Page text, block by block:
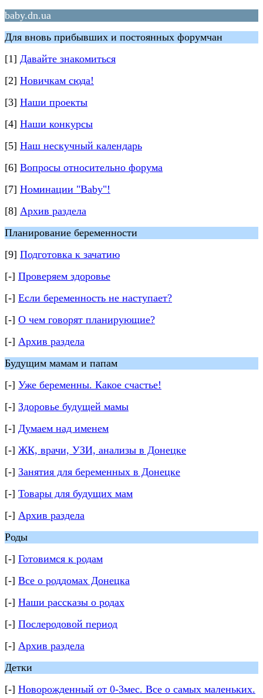
baby.dn.ua
Для вновь прибывших и постоянных форумчан
[1] Давайте знакомиться
[2] Новичкам сюда!
[3] Наши проекты
[4] Наши конкурсы
[5] Наш нескучный календарь
[6] Вопросы относительно форума
[7] Номинации "Baby"!
[8] Архив раздела
Планирование беременности
[9] Подготовка к зачатию
[-] Проверяем здоровье
[-] Если беременность не наступает?
[-] О чем говорят планирующие?
[-] Архив раздела
Будущим мамам и папам
[-] Уже беременны. Какое счастье!
[-] Здоровье будущей мамы
[-] Думаем над именем
[-] ЖК, врачи, УЗИ, анализы в Донецке
[-] Занятия для беременных в Донецке
[-] Товары для будущих мам
[-] Архив раздела
Роды
[-] Готовимся к родам
[-] Все о роддомах Донецка
[-] Наши рассказы о родах
[-] Послеродовой период
[-] Архив раздела
Детки
[-] Новорожденный от 0-3мес. Все о самых маленьких.